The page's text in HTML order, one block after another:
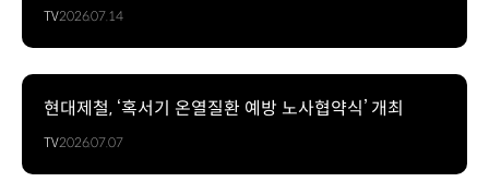
TV2026.07.14
현대제철, ‘혹서기 온열질환 예방 노사협약식’ 개최
TV2026.07.07